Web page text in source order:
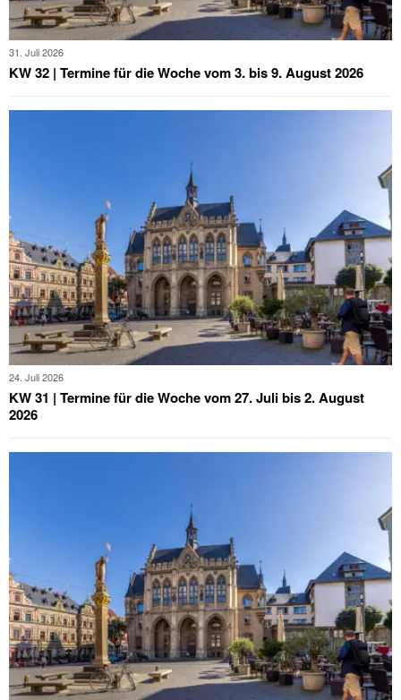
31. Juli 2026
KW 32 | Termine für die Woche vom 3. bis 9. August 2026
24. Juli 2026
KW 31 | Termine für die Woche vom 27. Juli bis 2. August
2026